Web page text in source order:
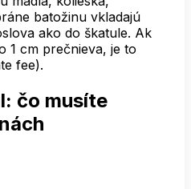
batožinu vkladajú
ako do škatule. Ak
1 cm prečnieva, je to
fee).
čo musíte